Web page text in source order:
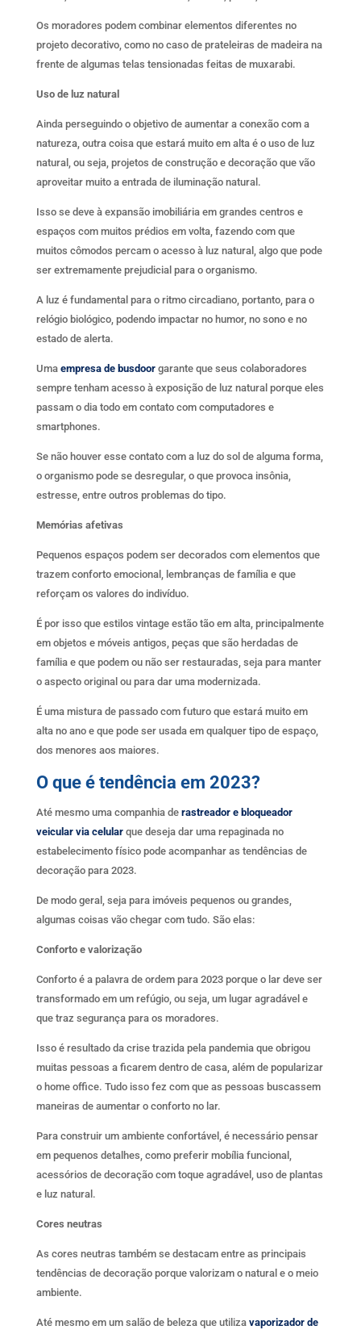
Os moradores podem combinar elementos diferentes no
projeto decorativo, como no caso de prateleiras de madeira na
frente de algumas telas tensionadas feitas de muxarabi.
Uso de luz natural
Ainda perseguindo o objetivo de aumentar a conexão com a
natureza, outra coisa que estará muito em alta é o uso de luz
natural, ou seja, projetos de construção e decoração que vão
aproveitar muito a entrada de iluminação natural.
Isso se deve à expansão imobiliária em grandes centros e
espaços com muitos prédios em volta, fazendo com que
muitos cômodos percam o acesso à luz natural, algo que pode
ser extremamente prejudicial para o organismo.
A luz é fundamental para o ritmo circadiano, portanto, para o
relógio biológico, podendo impactar no humor, no sono e no
estado de alerta.
Uma empresa de busdoorgarante que seus colaboradores
sempre tenham acesso à exposição de luz natural porque eles
passam o dia todo em contato com computadores e
smartphones.
Se não houver esse contato com a luz do sol de alguma forma,
o organismo pode se desregular, o que provoca insônia,
estresse, entre outros problemas do tipo.
Memórias afetivas
Pequenos espaços podem ser decorados com elementos que
trazem conforto emocional, lembranças de família e que
reforçam os valores do indivíduo.
É por isso que estilos vintage estão tão em alta, principalmente
em objetos e móveis antigos, peças que são herdadas de
família e que podem ou não ser restauradas, seja para manter
o aspecto original ou para dar uma modernizada.
É uma mistura de passado com futuro que estará muito em
alta no ano e que pode ser usada em qualquer tipo de espaço,
dos menores aos maiores.
O que é tendência em 2023?
Até mesmo uma companhia de rastreador e bloqueador
veicular via celularque deseja dar uma repaginada no
estabelecimento físico pode acompanhar as tendências de
decoração para 2023.
De modo geral, seja para imóveis pequenos ou grandes,
algumas coisas vão chegar com tudo. São elas:
Conforto e valorização
Conforto é a palavra de ordem para 2023 porque o lar deve ser
transformado em um refúgio, ou seja, um lugar agradável e
que traz segurança para os moradores.
Isso é resultado da crise trazida pela pandemia que obrigou
muitas pessoas a ficarem dentro de casa, além de popularizar
o home office. Tudo isso fez com que as pessoas buscassem
maneiras de aumentar o conforto no lar.
Para construir um ambiente confortável, é necessário pensar
em pequenos detalhes, como preferir mobília funcional,
acessórios de decoração com toque agradável, uso de plantas
e luz natural.
Cores neutras
As cores neutras também se destacam entre as principais
tendências de decoração porque valorizam o natural e o meio
ambiente.
Até mesmo em um salão de beleza que utiliza vaporizador de